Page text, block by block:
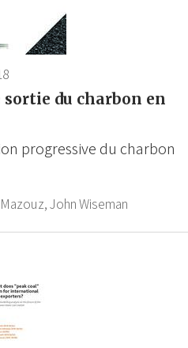
du charbon en
progressive du charbon
John Wiseman